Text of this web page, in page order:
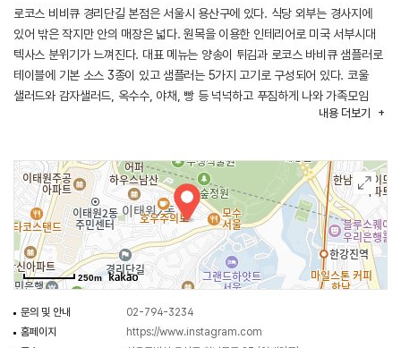
로코스 비비큐 경리단길 본점은 서울시 용산구에 있다. 식당 외부는 경사지에
있어 밖은 작지만 안의 매장은 넓다. 원목을 이용한 인테리어로 미국 서부시대
텍사스 분위기가 느껴진다. 대표 메뉴는 양송이 튀김과 로코스 바비큐 샘플러로
테이블에 기본 소스 3종이 있고 샘플러는 5가지 고기로 구성되어 있다. 코울
샐러드와 감자샐러드, 옥수수, 야채, 빵 등 넉넉하고 푸짐하게 나와 가족모임
내용 더보기
250m
문의 및 안내
02-794-3234
홈페이지
https://www.instagram.com